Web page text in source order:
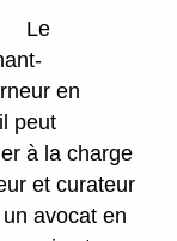
Le
en
peut
à la charge
et curateur
avocat en